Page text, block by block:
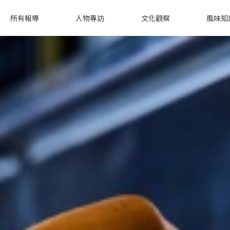
所有報導 人物專訪 文化觀察 風味知